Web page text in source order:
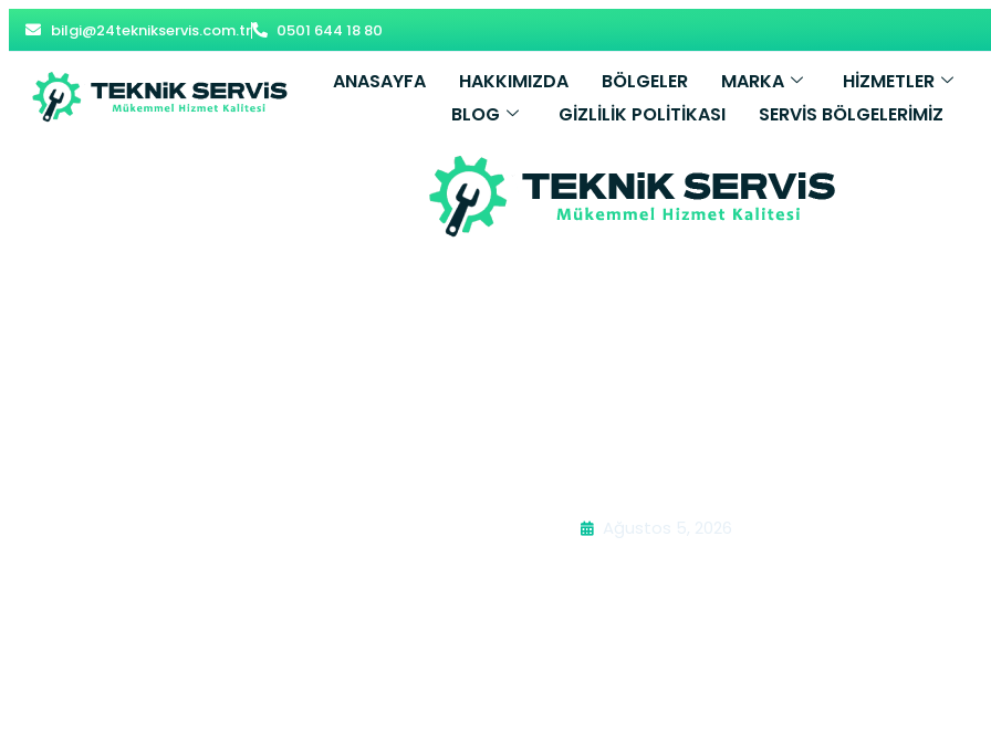
bilgi@24teknikservis.com.tr 0501 644 18 80
ANASAYFA HAKKIMIZDA BÖLGELER MARKA HİZMETLER
BLOG
GIZLILIK POLITIKASI SERVIS BÖLGELERIMIZ
Ağustos 5, 2026